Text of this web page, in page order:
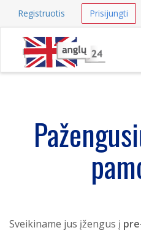
Registruotis Prisijungti
Sveikiname jus įžengus į